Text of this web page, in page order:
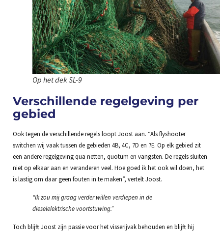
Op het dek SL-9
Verschillende regelgeving per
gebied
Ook tegen de verschillende regels loopt Joost aan. “Als flyshooter
switchen wij vaak tussen de gebieden 4B, 4C, 7D en 7E. Op elk gebied zit
een andere regelgeving qua netten, quotum en vangsten. De regels sluiten
niet op elkaar aan en veranderen veel. Hoe goed ik het ook wil doen, het
is lastig om daar geen fouten in te maken”, vertelt Joost.
“Ik zou mij graag verder willen verdiepen in de
dieselelektrische voortstuwing.”
Toch blijft Joost zijn passie voor het visserijvak behouden en blijft hij